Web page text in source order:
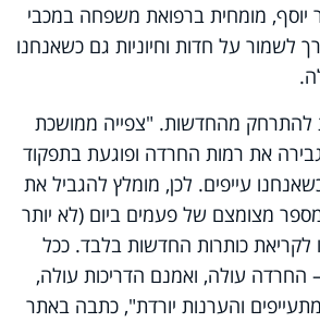
יוסף, מומחית ברפואת משפחה במכבי
לשמור על חדות וחיוניות גם כשאנחנו
מהחדשות. "צפייה ממושכת
את רמות החרדה ופוגעת בתפקוד
עייפים. לכן, מומלץ להגביל את
מצומצם של פעמים ביום (לא יותר
לקריאת כותרות החדשות בלבד. ככל
עולה, ואמנם הדריכות עולה,
והערנות יורדת", כתבה באתר